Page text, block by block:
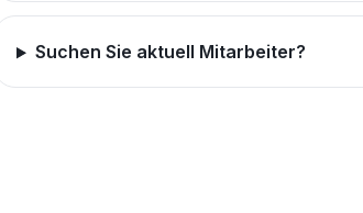
Suchen Sie aktuell Mitarbeiter?